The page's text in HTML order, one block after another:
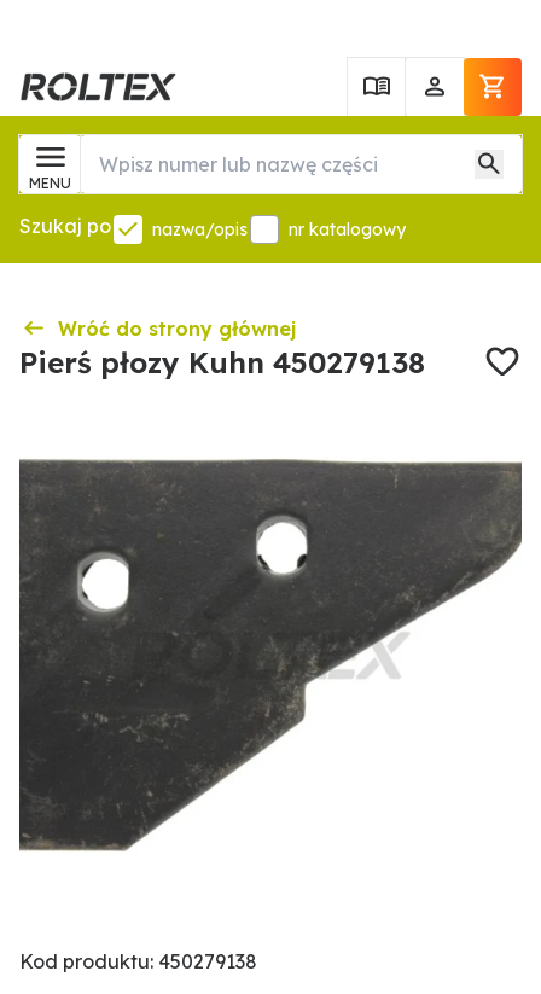
MENU
Szukaj po nazwa/opis nr katalogowy
Wróć do strony głównej
Pierś płozy Kuhn 450279138
Kod produktu: 450279138